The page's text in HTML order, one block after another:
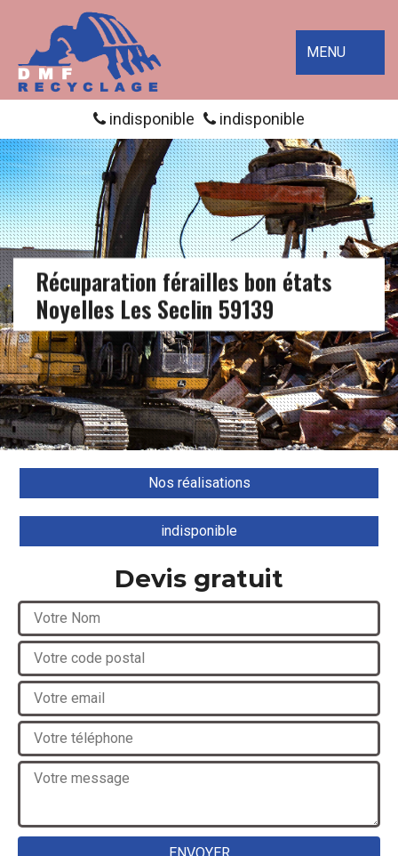
MENU
indisponible indisponible
Récuparation férailles bon états
Noyelles Les Seclin 59139
Nos réalisations
indisponible
Devis gratuit